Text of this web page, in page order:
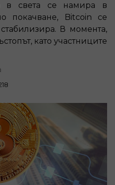
в света се намира в
покачване, Bitcoin се
В момента,
като участниците